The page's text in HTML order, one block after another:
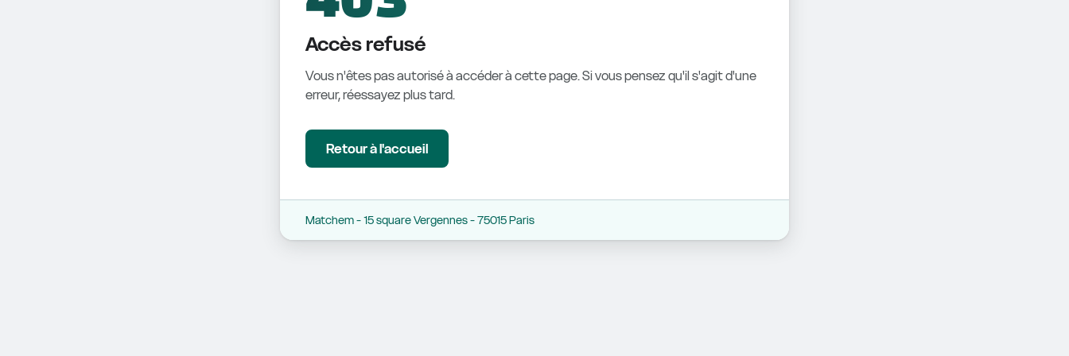
Accès refusé
Vous n'êtes pas autorisé à accéder à cette page. Si vous pensez qu'il s'agit d'une
erreur, réessayez plus tard.
Retour à l'accueil
Matchem - 15 square Vergennes - 75015 Paris